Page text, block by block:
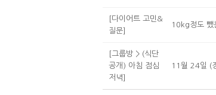
[다이어트 고민&
질문]
10kg정도 뺐
[그룹방 > (식단
공개) 아침 점심
저녁]
11월 24일 (